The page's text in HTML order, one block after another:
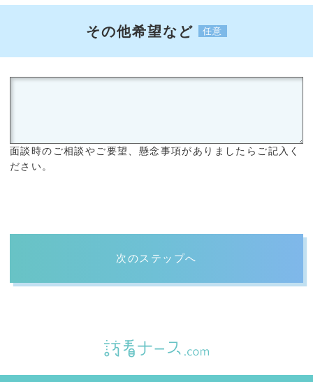
その他希望など 任意
面談時のご相談やご要望、懸念事項がありましたらご記入く
ださい。
次のステップへ